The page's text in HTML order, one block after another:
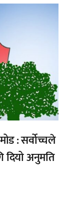
: सर्वोच्चले
दियो अनुमति